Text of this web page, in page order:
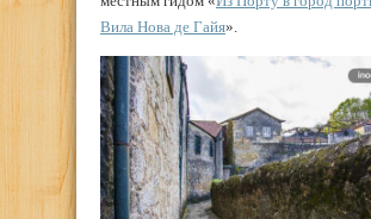
Вила Нова де Гайя».